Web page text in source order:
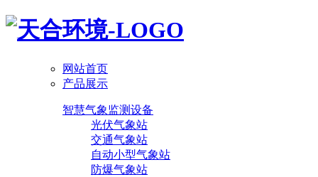
网站首页
产品展示
智慧气象监测设备
光伏气象站
交通气象站
自动小型气象站
防爆气象站